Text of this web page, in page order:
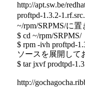
http://apt.sw.be/
proftpd-1.3.2-
~/rpm/SRPMS/に
$ cd ~/rpm/SRPMS/
$ rpm -ivh proftpd-
ソースを展開して
$ tar jxvf prodtpd-
http://